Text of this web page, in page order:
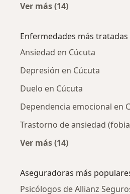
Ver más (14)
Enfermedades más tratadas
Ansiedad en Cúcuta
Depresión en Cúcuta
Duelo en Cúcuta
Dependencia emocional en
Trastorno de ansiedad
Ver más (14)
Aseguradoras más
Psicólogos de Allianz